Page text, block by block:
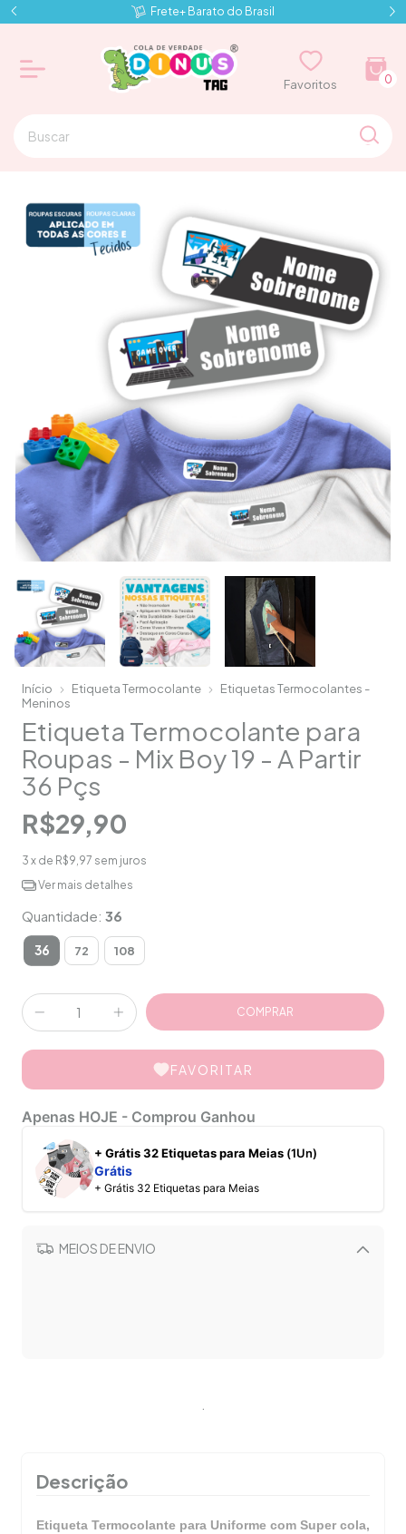
Frete+ Barato do Brasil
⠀⠀Favoritos⠀⠀ 0
Início Etiqueta Termocolante
Etiquetas Termocolantes -
Meninos
Etiqueta Termocolante para
Roupas - Mix Boy 19 - A Partir
36 Pçs
R$29,90
3 x de R$9,97 sem juros
Ver mais detalhes
Quantidade: 36
36 72 108
FAVORITAR
Apenas HOJE - Comprou Ganhou
+ Grátis 32 Etiquetas para Meias (1Un)
Grátis
+ Grátis 32 Etiquetas para Meias
MEIOS DE ENVIO
Descrição
Etiqueta Termocolante para Uniforme com Super cola,